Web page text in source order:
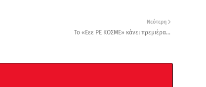
Νεότερη
Το «Εεε ΡΕ ΚΟΣΜΕ» κάνει πρεμιέρα...